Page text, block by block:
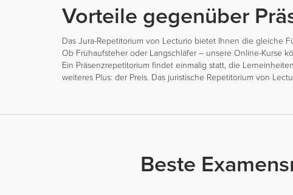
Vorteile gegenüber
Das Jura-Repetitorium von Lecturio bietet Ihnen die gleiche
Ob Frühaufsteher oder Langschläfer – unsere Online-Kurse
Ein Präsenzrepetitorium findet einmalig statt, die
weiteres Plus: der Preis. Das juristische Repetitorium von
Beste